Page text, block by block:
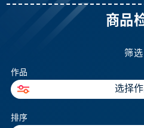
商品
筛选
作品
选择
排序